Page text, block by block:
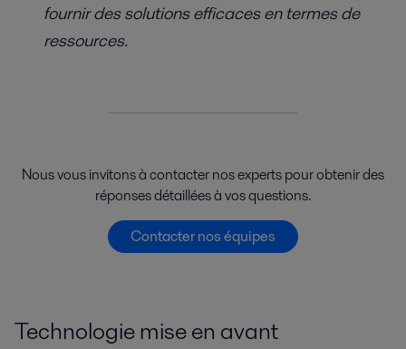
fournir des solutions efficaces en termes de
ressources.
Nous vous invitons à contacter nos experts pour obtenir des
réponses détaillées à vos questions.
Contacter nos équipes
Technologie mise en avant